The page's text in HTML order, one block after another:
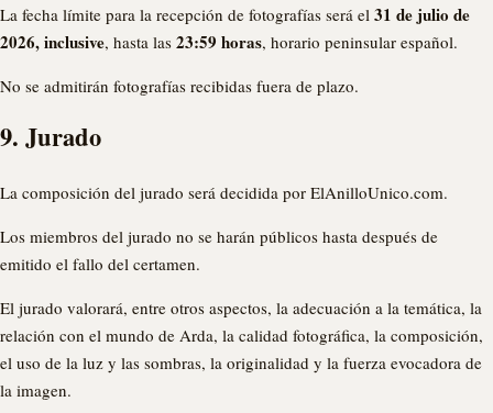
La fecha límite para la recepción de fotografías será el 31 de julio de
2026, inclusive, hasta las 23:59 horas, horario peninsular español.
No se admitirán fotografías recibidas fuera de plazo.
9. Jurado
La composición del jurado será decidida por ElAnilloUnico.com.
Los miembros del jurado no se harán públicos hasta después de
emitido el fallo del certamen.
El jurado valorará, entre otros aspectos, la adecuación a la temática, la
relación con el mundo de Arda, la calidad fotográfica, la composición,
el uso de la luz y las sombras, la originalidad y la fuerza evocadora de
la imagen.